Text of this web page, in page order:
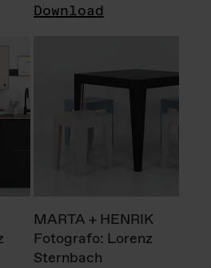
Download
MARTA + HENRIK
Fotografo: Lorenz
Sternbach